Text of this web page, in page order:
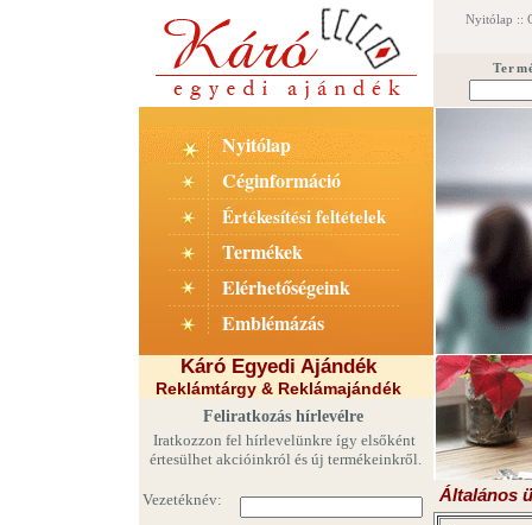
Nyitólap ::
Nyitólap
Céginformáció
Értékesítési feltételek
Termékek
Elérhetőségeink
Emblémázás
Káró Egyedi Ajándék
Reklámtárgy & Reklámajándék
Feliratkozás hírlevélre
Iratkozzon fel hírlevelünkre így elsőként
értesülhet akcióinkról és új termékeinkről.
Általános